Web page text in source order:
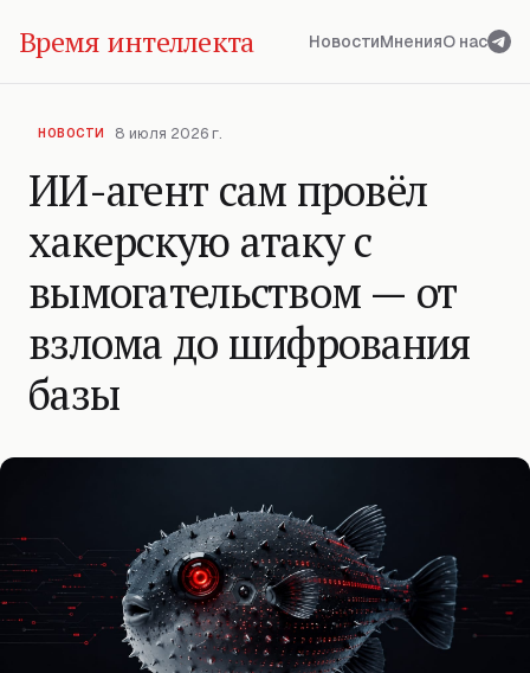
Время интеллекта НовостиМненияО нас
НОВОСТИ 8 июля 2026 г.
ИИ-агент сам провёл
хакерскую атаку с
вымогательством — от
взлома до шифрования
базы